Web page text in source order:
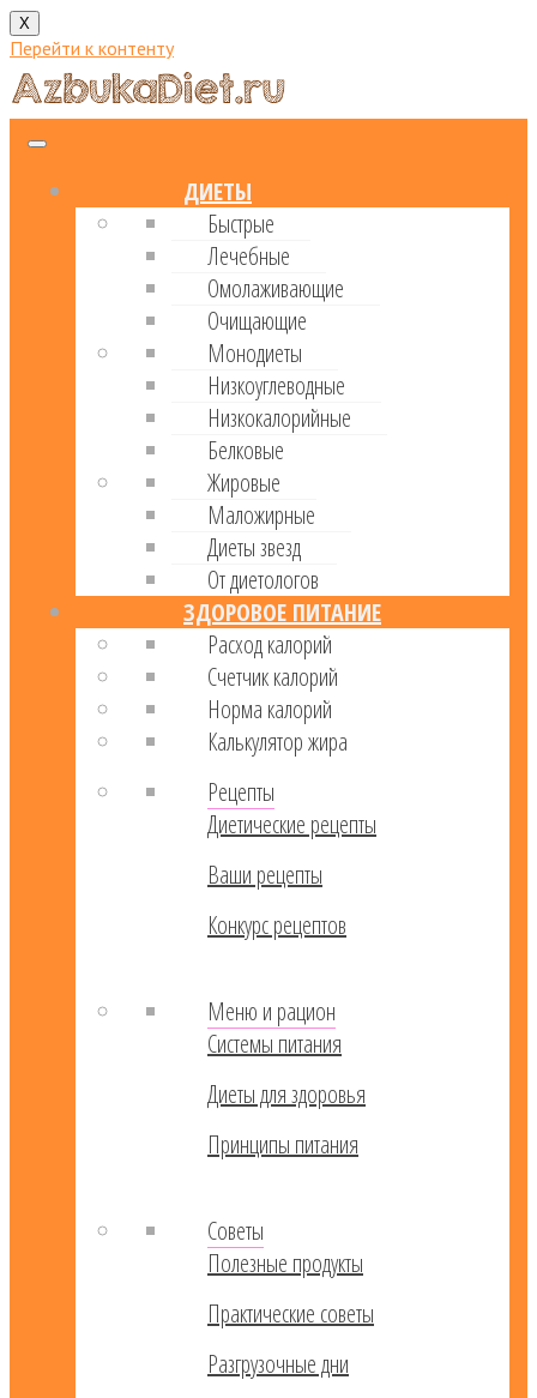
X
Перейти к контенту
ДИЕТЫ
Быстрые
Лечебные
Омолаживающие
Очищающие
Монодиеты
Низкоуглеводные
Низкокалорийные
Белковые
Жировые
Маложирные
Диеты звезд
От диетологов
ЗДОРОВОЕ ПИТАНИЕ
Расход калорий
Cчетчик калорий
Норма калорий
Калькулятор жира
Рецепты
Диетические рецепты
Ваши рецепты
Конкурс рецептов
Меню и рацион
Системы питания
Диеты для здоровья
Принципы питания
Советы
Полезные продукты
Практические советы
Разгрузочные дни